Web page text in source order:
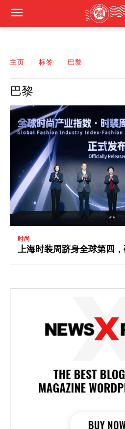
主页 标签 巴黎
巴黎
时尚
上海时装周跻身全球第四